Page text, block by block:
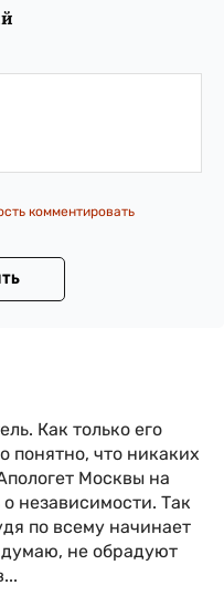
комментировать
Как только его
понятно, что никаких
Москвы на
независимости. Так
по всему начинает
думаю, не обрадуют